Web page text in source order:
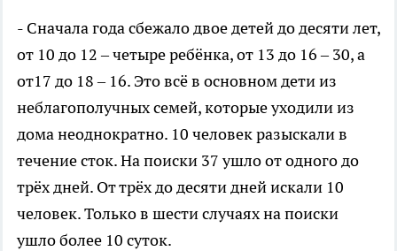
- Сначала года сбежало двое детей до десяти лет,
от 10 до 12 – четыре ребёнка, от 13 до 16 – 30, а
от17 до 18 – 16. Это всё в основном дети из
неблагополучных семей, которые уходили из
дома неоднократно. 10 человек разыскали в
течение сток. На поиски 37 ушло от одного до
трёх дней. От трёх до десяти дней искали 10
человек. Только в шести случаях на поиски
ушло более 10 суток.